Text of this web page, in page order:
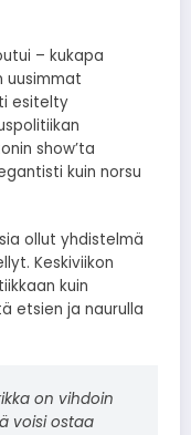
– kukapa
uusimmat
esitelty
show’ta
kuin norsu
ollut yhdistelmä
Keskiviikon
kuin
etsien ja naurulla
on vihdoin
voisi ostaa